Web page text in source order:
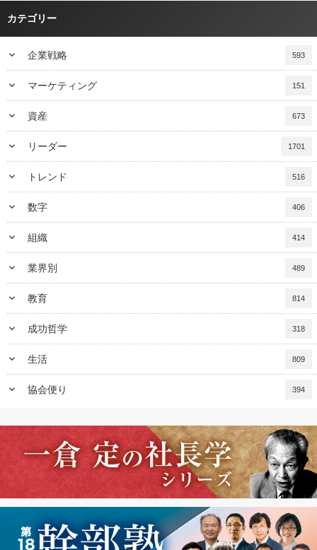
カテゴリー
keyboard_arrow_down 企業戦略 593
keyboard_arrow_down マーケティング 151
keyboard_arrow_down 資産 673
keyboard_arrow_down リーダー 1701
keyboard_arrow_down トレンド 516
keyboard_arrow_down 数字 406
keyboard_arrow_down 組織 414
keyboard_arrow_down 業界別 489
keyboard_arrow_down 教育 814
keyboard_arrow_down 成功哲学 318
keyboard_arrow_down 生活 809
keyboard_arrow_down 協会便り 394